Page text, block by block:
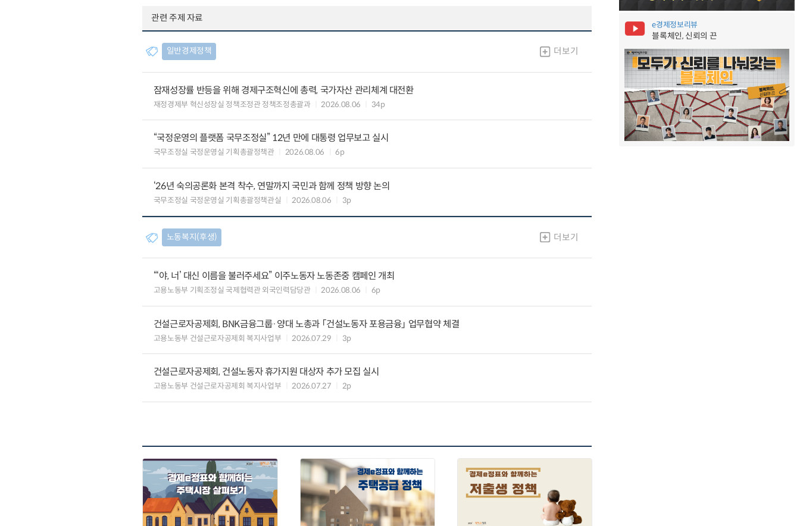
관련 주제 자료
일반경제정책 더보기
잠재성장률 반등을 위해 경제구조혁신에 총력, 국가자산 관리체계 대전환
재정경제부 혁신성장실 정책조정관 정책조정총괄과 2026.08.06 34p
“국정운영의 플랫폼 국무조정실” 12년 만에 대통령 업무보고 실시
국무조정실 국정운영실 기획총괄정책관 2026.08.06 6p
‘26년 숙의공론화 본격 착수, 연말까지 국민과 함께 정책 방향 논의
국무조정실 국정운영실 기획총괄정책관실 2026.08.06 3p
노동복지(후생) 더보기
“‘야, 너’ 대신 이름을 불러주세요” 이주노동자 노동존중 캠페인 개최
고용노동부 기획조정실 국제협력관 외국인력담당관 2026.08.06 6p
건설근로자공제회, BNK금융그룹·양대 노총과 「건설노동자 포용금융」 업무협약 체결
고용노동부 건설근로자공제회 복지사업부 2026.07.29 3p
건설근로자공제회, 건설노동자 휴가지원 대상자 추가 모집 실시
고용노동부 건설근로자공제회 복지사업부 2026.07.27 2p
e경제정보리뷰
블록체인, 신뢰의 끈